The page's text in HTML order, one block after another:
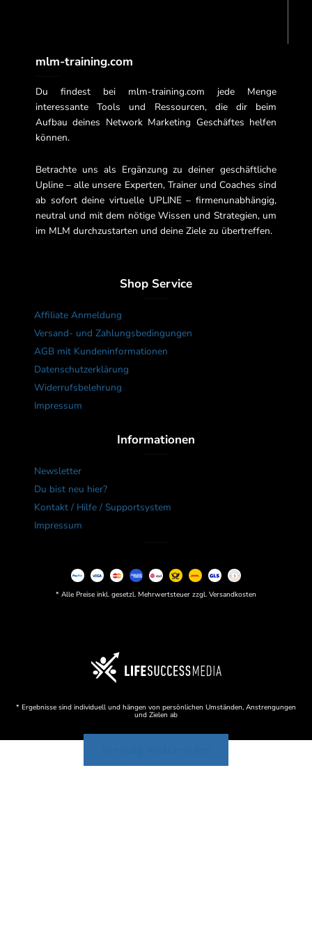
mlm-training.com
Du findest bei mlm-training.com jede Menge
interessante Tools und Ressourcen, die dir beim
Aufbau deines Network Marketing Geschäftes helfen
können.
Betrachte uns als Ergänzung zu deiner geschäftliche
Upline – alle unsere Experten, Trainer und Coaches sind
ab sofort deine virtuelle UPLINE – firmenunabhängig,
neutral und mit dem nötige Wissen und Strategien, um
im MLM durchzustarten und deine Ziele zu übertreffen.
Shop Service
Affiliate Anmeldung
Versand- und Zahlungsbedingungen
AGB mit Kundeninformationen
Datenschutzerklärung
Widerrufsbelehrung
Impressum
Informationen
Newsletter
Du bist neu hier?
Kontakt / Hilfe / Supportsystem
Impressum
* Alle Preise inkl. gesetzl. Mehrwertsteuer zzgl. Versandkosten
* Ergebnisse sind individuell und hängen von persönlichen Umständen, Anstrengungen
und Zielen ab